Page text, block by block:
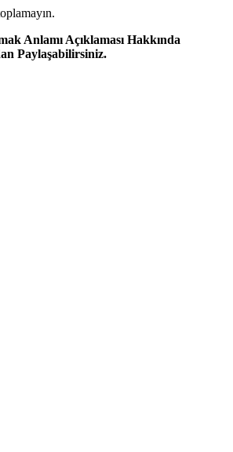
Anlamı Açıklaması Hakkında
Paylaşabilirsiniz.